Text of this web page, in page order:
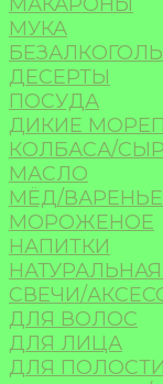
МУКА
ДЕСЕРТЫ
ПОСУДА
ДИКИЕ
КОЛБАСА/
МАСЛО
МЁД/ВАРЕНЬЕ
МОРОЖЕНОЕ
НАПИТКИ
СВЕЧИ/
ДЛЯ ВОЛОС
ДЛЯ ЛИЦА
ДЛЯ